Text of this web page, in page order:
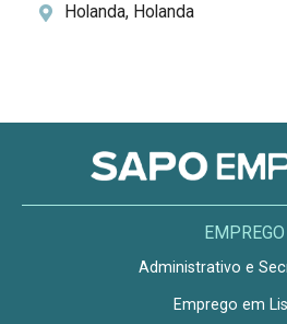
Holanda, Holanda
EMPREGO
Administrativo e
Emprego em